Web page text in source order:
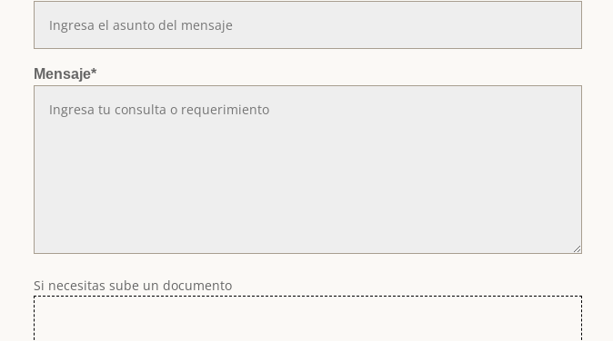
Mensaje*
Si necesitas sube un documento